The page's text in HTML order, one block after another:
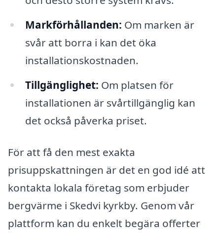
Markförhållanden: Om marken är
svår att borra i kan det öka
installationskostnaden.
Tillgänglighet: Om platsen för
installationen är svårtillgänglig kan
det också påverka priset.
För att få den mest exakta
prisuppskattningen är det en god idé att
kontakta lokala företag som erbjuder
bergvärme i Skedvi kyrkby. Genom vår
plattform kan du enkelt begära offerter